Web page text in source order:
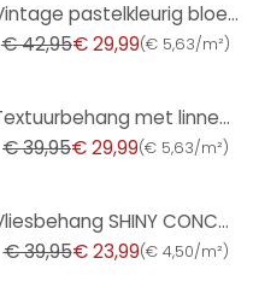
Vintage pastelkleurig bloemenbehang - bloemenpatroon behang retro - vliesbehang
€ 42,95€ 29,99(€ 5,63/m²)
Textuurbehang met linnenlook Beige Crème - Geometrisch monster
€ 39,95€ 29,99(€ 5,63/m²)
Vliesbehang SHINY CONCRETE Elle Decoration 4, blauw
€ 39,95€ 23,99(€ 4,50/m²)